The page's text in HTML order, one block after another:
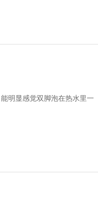
明显感觉双脚泡在热水里一